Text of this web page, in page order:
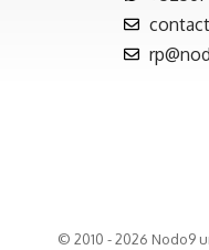
© 2010 - 2026 Nodo9